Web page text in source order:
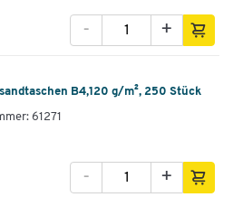
+
-
B4,120 g/m², 250 Stück
61271
+
-